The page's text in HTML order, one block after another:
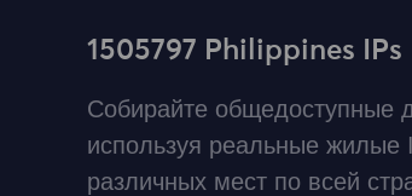
1505797 Philippines IPs
Собирайте общедоступные
используя реальные жилые
различных мест по всей